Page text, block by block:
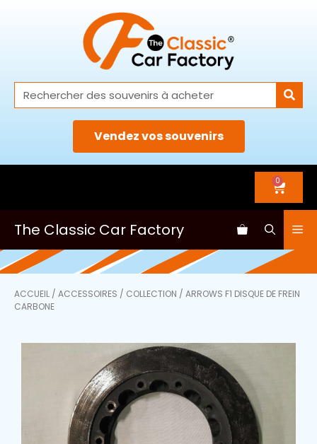
Vendez vos souvenirs
0
The Classic Car Factory
ACCUEIL / ACCESSOIRES / COLLECTION / ARROWS F1 DISQUE DE FREIN
CARBONE